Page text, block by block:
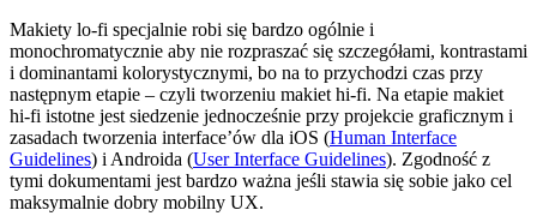
Makiety lo-fi specjalnie robi się bardzo ogólnie i
monochromatycznie aby nie rozpraszać się szczegółami, kontrastami
i dominantami kolorystycznymi, bo na to przychodzi czas przy
następnym etapie – czyli tworzeniu makiet hi-fi. Na etapie makiet
hi-fi istotne jest siedzenie jednocześnie przy projekcie graficznym i
zasadach tworzenia interface’ów dla iOS (Human Interface
Guidelines) i Androida (User Interface Guidelines). Zgodność z
tymi dokumentami jest bardzo ważna jeśli stawia się sobie jako cel
maksymalnie dobry mobilny UX.